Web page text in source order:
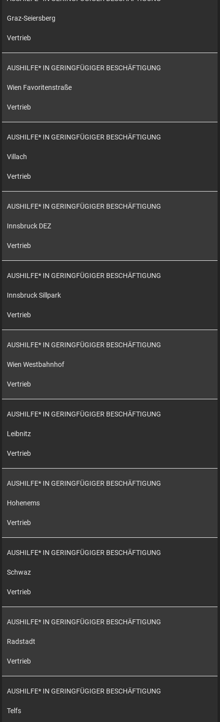
Graz-Seiersberg
Vertrieb
AUSHILFE* IN GERINGFÜGIGER BESCHÄFTIGUNG
Wien Favoritenstraße
Vertrieb
AUSHILFE* IN GERINGFÜGIGER BESCHÄFTIGUNG
Villach
Vertrieb
AUSHILFE* IN GERINGFÜGIGER BESCHÄFTIGUNG
Innsbruck DEZ
Vertrieb
AUSHILFE* IN GERINGFÜGIGER BESCHÄFTIGUNG
Innsbruck Sillpark
Vertrieb
AUSHILFE* IN GERINGFÜGIGER BESCHÄFTIGUNG
Wien Westbahnhof
Vertrieb
AUSHILFE* IN GERINGFÜGIGER BESCHÄFTIGUNG
Leibnitz
Vertrieb
AUSHILFE* IN GERINGFÜGIGER BESCHÄFTIGUNG
Hohenems
Vertrieb
AUSHILFE* IN GERINGFÜGIGER BESCHÄFTIGUNG
Schwaz
Vertrieb
AUSHILFE* IN GERINGFÜGIGER BESCHÄFTIGUNG
Radstadt
Vertrieb
AUSHILFE* IN GERINGFÜGIGER BESCHÄFTIGUNG
Telfs